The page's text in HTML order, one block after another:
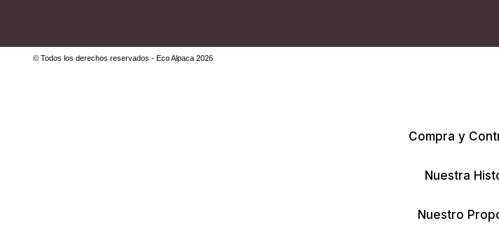
© Todos los derechos reservados - Eco Alpaca 2026
Compra y
Nuestra
Nuestro